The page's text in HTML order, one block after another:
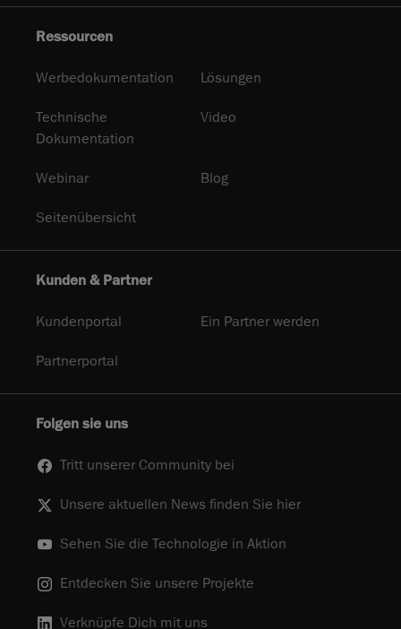
Ressourcen
Werbedokumentation Lösungen
Technische
Dokumentation
Video
Webinar Blog
Seitenübersicht
Kunden & Partner
Kundenportal Ein Partner werden
Partnerportal
Folgen sie uns
Tritt unserer Community bei
Unsere aktuellen News finden Sie hier
Sehen Sie die Technologie in Aktion
Entdecken Sie unsere Projekte
Verknüpfe Dich mit uns